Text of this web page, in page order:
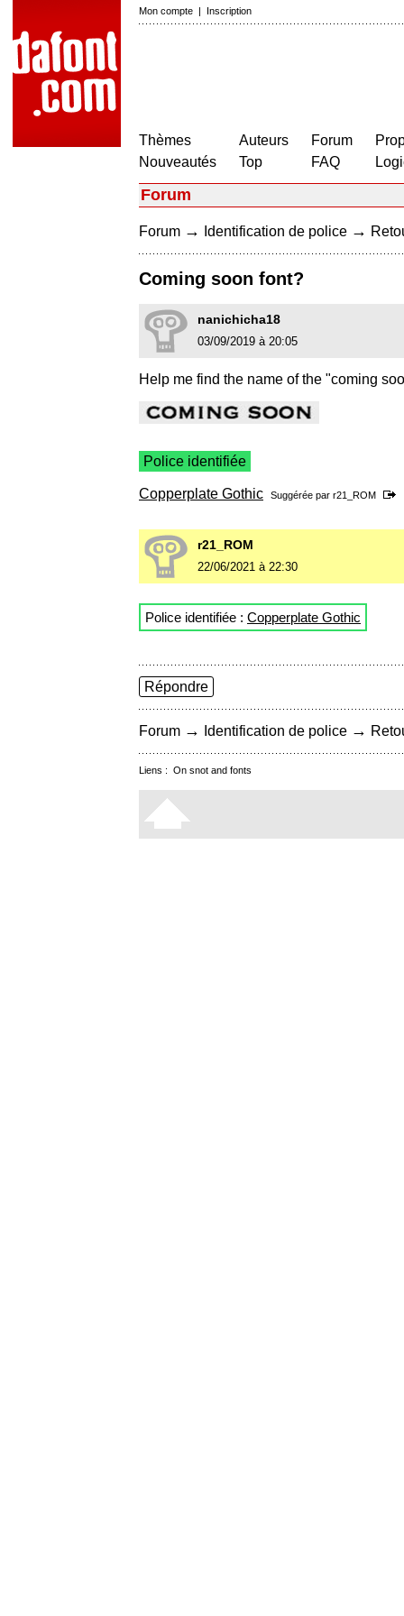
Mon compte | Inscription
Thèmes
Nouveautés
Auteurs
Top
Forum
FAQ
Forum
Forum → Identification de police →
Coming soon font?
nanichicha18
03/09/2019 à 20:05
Help me find the name of the "coming
Police identifiée
Copperplate Gothic Suggérée par r21_ROM
r21_ROM
22/06/2021 à 22:30
Police identifiée : Copperplate Gothic
Répondre
Forum → Identification de police →
Liens : On snot and fonts